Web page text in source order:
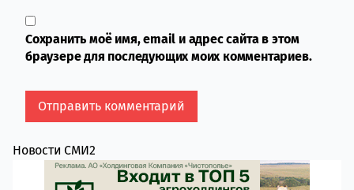
Сохранить моё имя, email и адрес сайта в этом
браузере для последующих моих комментариев.
Новости СМИ2